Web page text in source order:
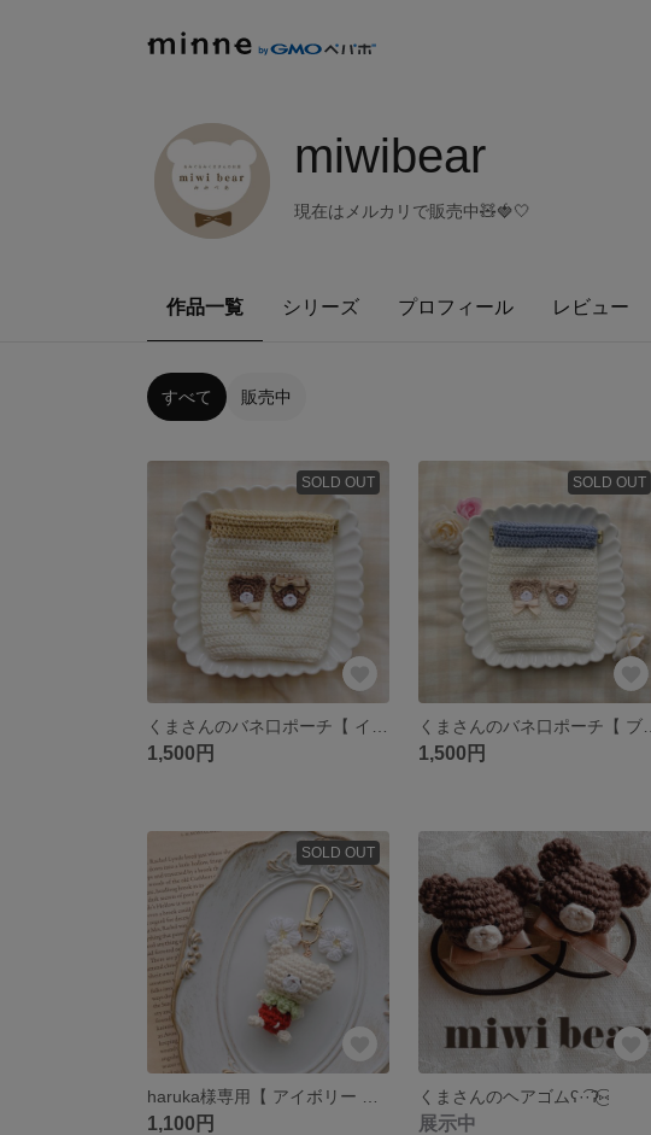
miwibear
現在はメルカリで販売中🧸🍓🤍
作品一覧 シリーズ プロフィール レビュー
すべて 販売中
SOLD OUT
1,500円
SOLD OUT
くまさんのバネ口ポーチ【 ブルー 】編みぐるみ クマ テディベア ミミベア クマ 紫陽花 春
1,500円
SOLD OUT
1,100円
くまさんのヘアゴムʕ·͡·ʔ‎⑅⃝
展示中